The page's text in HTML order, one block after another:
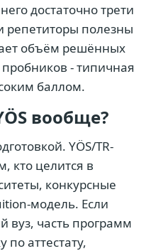
достаточно трети
репетиторы полезны
объём решённых
- типичная
баллом.
вообще?
YÖS/TR-
кто целится в
конкурсные
модель. Если
вуз, часть программ
по аттестату,